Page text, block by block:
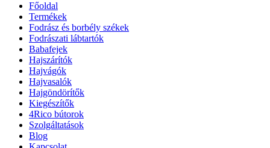
Főoldal
Termékek
Fodrász és borbély székek
Fodrászati lábtartók
Babafejek
Hajszárítók
Hajvágók
Hajvasalók
Hajgöndörítők
Kiegészítők
4Rico bútorok
Szolgáltatások
Blog